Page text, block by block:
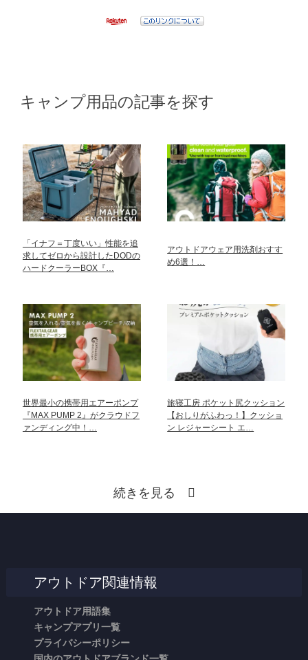
キャンプ用品の記事を探す
「イナフ＝丁度いい」性能を追
求してゼロから設計したDODの
ハードクーラーBOX『…
アウトドアウェア用洗剤おすす
め6選！…
世界最小の携帯用エアーポンプ
『MAX PUMP 2』がクラウドフ
ァンディング中！…
旅寝工房 ポケット尻クッション
【おしりがふわっ！】クッショ
ン レジャーシート エ…
続きを見る
アウトドア関連情報
アウトドア用語集
キャンプアプリ一覧
プライバシーポリシー